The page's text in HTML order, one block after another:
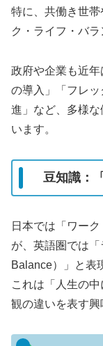
特に、共働き世
ク・ライフ・バラ
政府や企業も近
の導入」「フレ
進」など、多様
います。
豆知識：
日本では「ワー
が、英語圏では
Balance）」と表
これは「人生の
観の違いを表す興